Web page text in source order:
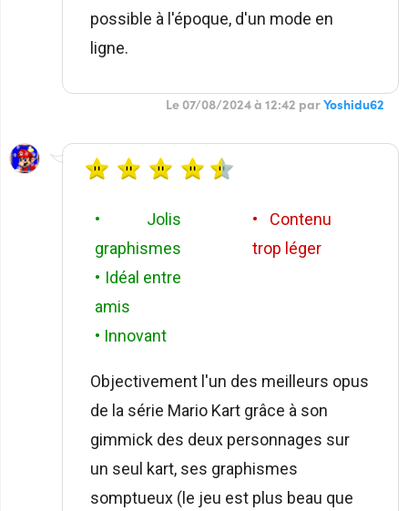
possible à l'époque, d'un mode en
ligne.
Le 07/08/2024 à 12:42 parYoshidu62
• Jolis
graphismes
• Idéal entre
amis
• Innovant
• Contenu
trop léger
Objectivement l'un des meilleurs opus
de la série Mario Kart grâce à son
gimmick des deux personnages sur
un seul kart, ses graphismes
somptueux (le jeu est plus beau que